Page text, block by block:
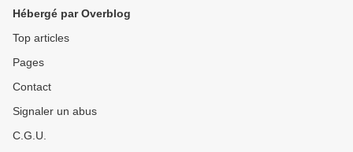
Hébergé par Overblog
Top articles
Pages
Contact
Signaler un abus
C.G.U.